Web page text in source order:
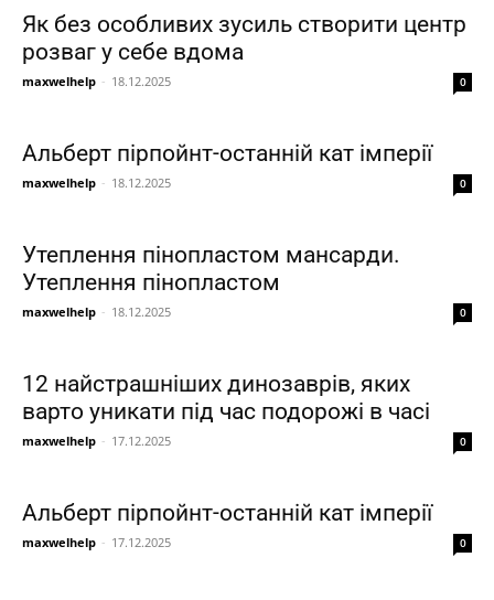
Як без особливих зусиль створити центр
розваг у себе вдома
maxwelhelp - 18.12.2025 0
Альберт пірпойнт-останній кат імперії
maxwelhelp - 18.12.2025 0
Утеплення пінопластом мансарди.
Утеплення пінопластом
maxwelhelp - 18.12.2025 0
12 найстрашніших динозаврів, яких
варто уникати під час подорожі в часі
maxwelhelp - 17.12.2025 0
Альберт пірпойнт-останній кат імперії
maxwelhelp - 17.12.2025 0